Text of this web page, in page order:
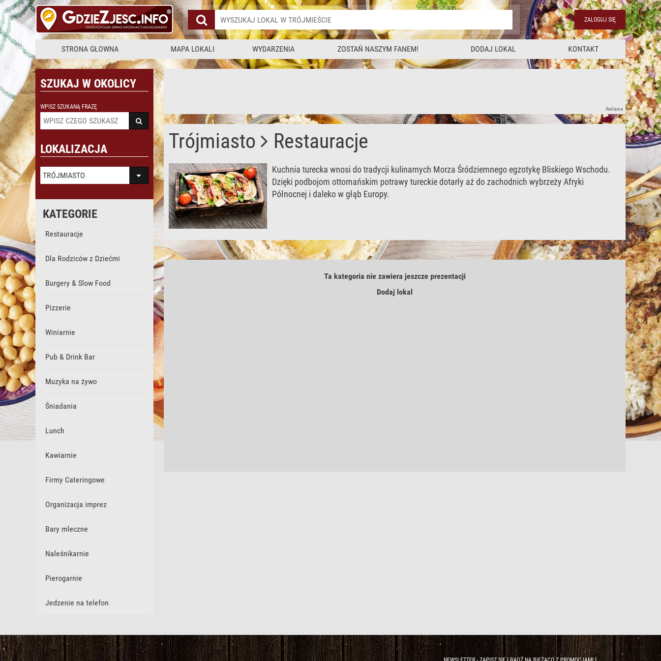
ZALOGUJ SIĘ
STRONA GŁOWNA MAPA LOKALI WYDARZENIA ZOSTAŃ NASZYM FANEM! DODAJ LOKAL KONTAKT
SZUKAJ W OKOLICY
WPISZ SZUKANĄ FRAZĘ
LOKALIZACJA
TRÓJMIASTO
KATEGORIE
Restauracje
Dla Rodziców z Dziećmi
Burgery & Slow Food
Pizzerie
Winiarnie
Pub & Drink Bar
Muzyka na żywo
Śniadania
Lunch
Kawiarnie
Firmy Cateringowe
Organizacja imprez
Bary mleczne
Naleśnikarnie
Pierogarnie
Jedzenie na telefon
Reklama
Trójmiasto Restauracje
Kuchnia turecka wnosi do tradycji kulinarnych Morza Śródziemnego egzotykę Bliskiego Wschodu.
Dzięki podbojom ottomańskim potrawy tureckie dotarły aż do zachodnich wybrzeży Afryki
Północnej i daleko w głąb Europy.
Ta kategoria nie zawiera jeszcze prezentacji
Dodaj lokal